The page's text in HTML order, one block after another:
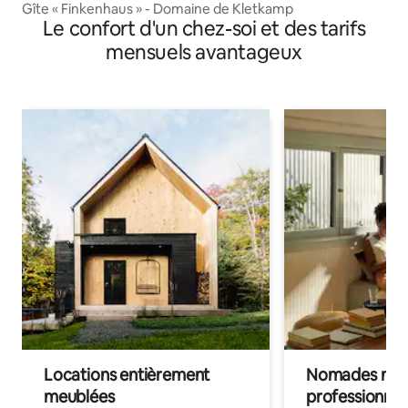
Gîte « Finkenhaus » - Domaine de Kletkamp
Le confort d'un chez-soi et des tarifs
mensuels avantageux
Locations entièrement
meublées
Nomades